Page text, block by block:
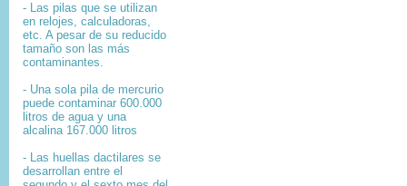
- Las pilas que se utilizan
en relojes, calculadoras,
etc. A pesar de su reducido
tamaño son las más
contaminantes.
- Una sola pila de mercurio
puede contaminar 600.000
litros de agua y una
alcalina 167.000 litros
- Las huellas dactilares se
desarrollan entre el